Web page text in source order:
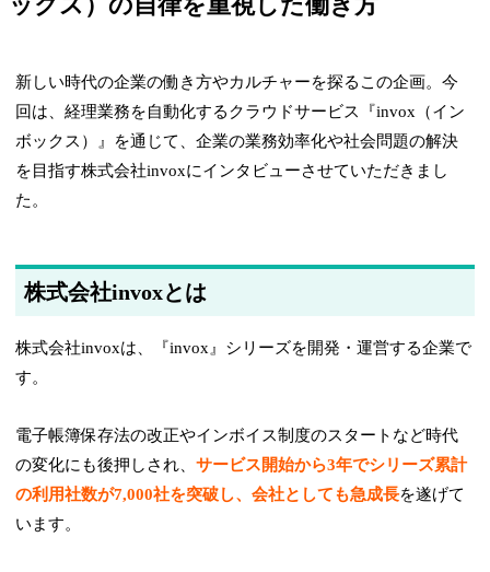
新しい時代の企業の働き方やカルチャーを探るこの企画。今
回は、経理業務を自動化するクラウドサービス『invox（イン
ボックス）』を通じて、企業の業務効率化や社会問題の解決
を目指す株式会社invoxにインタビューさせていただきまし
た。
株式会社invoxとは
株式会社invoxは、『invox』シリーズを開発・運営する企業で
す。
電子帳簿保存法の改正やインボイス制度のスタートなど時代
の変化にも後押しされ、サービス開始から3年でシリーズ累計
の利用社数が7,000社を突破し、会社としても急成長を遂げて
います。